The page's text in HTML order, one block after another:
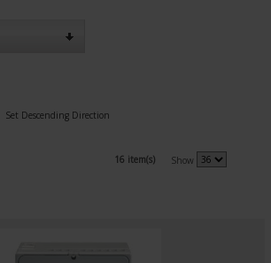
Set Descending Direction
16 item(s) Show